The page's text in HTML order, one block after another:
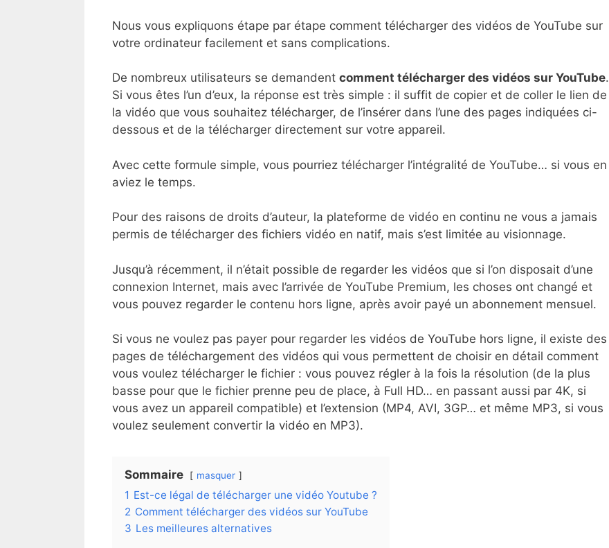
Nous vous expliquons étape par étape comment télécharger des vidéos de YouTube sur
votre ordinateur facilement et sans complications.
De nombreux utilisateurs se demandent comment télécharger des vidéos sur YouTube.
Si vous êtes l’un d’eux, la réponse est très simple : il suffit de copier et de coller le lien de
la vidéo que vous souhaitez télécharger, de l’insérer dans l’une des pages indiquées ci-
dessous et de la télécharger directement sur votre appareil.
Avec cette formule simple, vous pourriez télécharger l’intégralité de YouTube… si vous en
aviez le temps.
Pour des raisons de droits d’auteur, la plateforme de vidéo en continu ne vous a jamais
permis de télécharger des fichiers vidéo en natif, mais s’est limitée au visionnage.
Jusqu’à récemment, il n’était possible de regarder les vidéos que si l’on disposait d’une
connexion Internet, mais avec l’arrivée de YouTube Premium, les choses ont changé et
vous pouvez regarder le contenu hors ligne, après avoir payé un abonnement mensuel.
Si vous ne voulez pas payer pour regarder les vidéos de YouTube hors ligne, il existe des
pages de téléchargement des vidéos qui vous permettent de choisir en détail comment
vous voulez télécharger le fichier : vous pouvez régler à la fois la résolution (de la plus
basse pour que le fichier prenne peu de place, à Full HD… en passant aussi par 4K, si
vous avez un appareil compatible) et l’extension (MP4, AVI, 3GP… et même MP3, si vous
voulez seulement convertir la vidéo en MP3).
Sommaire masquer
1 Est-ce légal de télécharger une vidéo Youtube ?
2 Comment télécharger des vidéos sur YouTube
3 Les meilleures alternatives